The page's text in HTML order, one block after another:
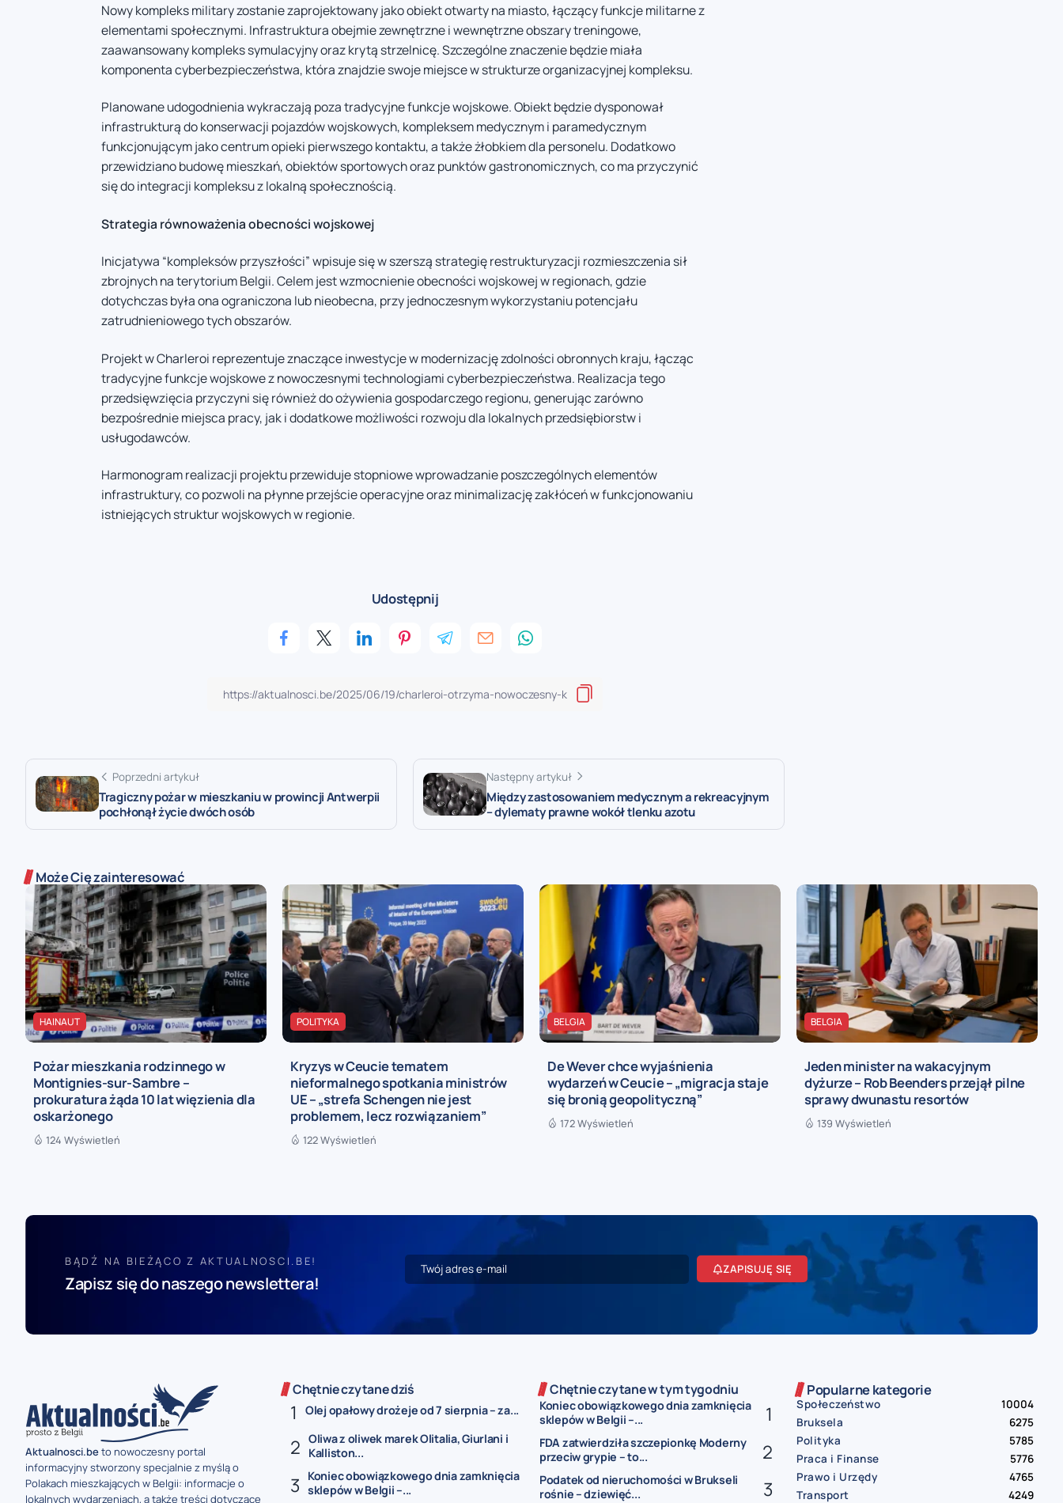
Nowy kompleks military zostanie zaprojektowany jako obiekt otwarty na miasto, łączący funkcje militarne z
elementami społecznymi. Infrastruktura obejmie zewnętrzne i wewnętrzne obszary treningowe,
zaawansowany kompleks symulacyjny oraz krytą strzelnicę. Szczególne znaczenie będzie miała
komponenta cyberbezpieczeństwa, która znajdzie swoje miejsce w strukturze organizacyjnej kompleksu.
Planowane udogodnienia wykraczają poza tradycyjne funkcje wojskowe. Obiekt będzie dysponował
infrastrukturą do konserwacji pojazdów wojskowych, kompleksem medycznym i paramedycznym
funkcjonującym jako centrum opieki pierwszego kontaktu, a także żłobkiem dla personelu. Dodatkowo
przewidziano budowę mieszkań, obiektów sportowych oraz punktów gastronomicznych, co ma przyczynić
się do integracji kompleksu z lokalną społecznością.
Strategia równoważenia obecności wojskowej
Inicjatywa “kompleksów przyszłości” wpisuje się w szerszą strategię restrukturyzacji rozmieszczenia sił
zbrojnych na terytorium Belgii. Celem jest wzmocnienie obecności wojskowej w regionach, gdzie
dotychczas była ona ograniczona lub nieobecna, przy jednoczesnym wykorzystaniu potencjału
zatrudnieniowego tych obszarów.
Projekt w Charleroi reprezentuje znaczące inwestycje w modernizację zdolności obronnych kraju, łącząc
tradycyjne funkcje wojskowe z nowoczesnymi technologiami cyberbezpieczeństwa. Realizacja tego
przedsięwzięcia przyczyni się również do ożywienia gospodarczego regionu, generując zarówno
bezpośrednie miejsca pracy, jak i dodatkowe możliwości rozwoju dla lokalnych przedsiębiorstw i
usługodawców.
Harmonogram realizacji projektu przewiduje stopniowe wprowadzanie poszczególnych elementów
infrastruktury, co pozwoli na płynne przejście operacyjne oraz minimalizację zakłóceń w funkcjonowaniu
istniejących struktur wojskowych w regionie.
Udostępnij
Poprzedni artykuł
Tragiczny pożar w mieszkaniu w prowincji Antwerpii
pochłonął życie dwóch osób
Następny artykuł
Między zastosowaniem medycznym a rekreacyjnym
– dylematy prawne wokół tlenku azotu
Może Cię zainteresować
HAINAUT
Pożar mieszkania rodzinnego w
Montignies-sur-Sambre –
prokuratura żąda 10 lat więzienia dla
oskarżonego
124 Wyświetleń
POLITYKA
Kryzys w Ceucie tematem
nieformalnego spotkania ministrów
UE – „strefa Schengen nie jest
problemem, lecz rozwiązaniem”
122 Wyświetleń
BELGIA
De Wever chce wyjaśnienia
wydarzeń w Ceucie – „migracja staje
się bronią geopolityczną”
172 Wyświetleń
BELGIA
Jeden minister na wakacyjnym
dyżurze – Rob Beenders przejął pilne
sprawy dwunastu resortów
139 Wyświetleń
BĄDŹ NA BIEŻĄCO Z AKTUALNOSCI.BE!
Zapisz się do naszego newslettera!
ZAPISUJĘ SIĘ
Aktualnosci.beto nowoczesny portal
informacyjny stworzony specjalnie z myślą o
Polakach mieszkających w Belgii: informacje o
lokalnych wydarzeniach, a także treści dotyczące
Chętnie czytane dziś
Olej opałowy drożeje od 7 sierpnia – za...
Oliwa z oliwek marek Olitalia, Giurlani i
Kalliston...
Koniec obowiązkowego dnia zamknięcia
sklepów w Belgii –...
Chętnie czytane w tym tygodniu
Koniec obowiązkowego dnia zamknięcia
sklepów w Belgii –...
FDA zatwierdziła szczepionkę Moderny
przeciw grypie – to...
Podatek od nieruchomości w Brukseli
rośnie – dziewięć...
Popularne kategorie
Społeczeństwo
10004
Bruksela
6275
Polityka
5785
Praca i Finanse
5776
Prawo i Urzędy
4765
Transport
4249